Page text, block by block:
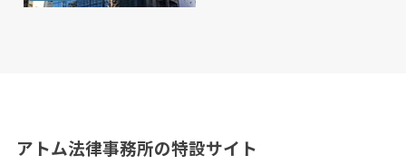
アトム法律事務所の特設サイト